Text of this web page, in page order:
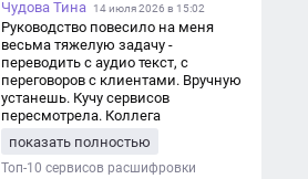
Чудова Тина 14 июля 2026 в 15:02
Руководство повесило на меня
весьма тяжелую задачу -
переводить с аудио текст, с
переговоров с клиентами. Вручную
устанешь. Кучу сервисов
пересмотрела. Коллега
хорошо переводит. Мало
редактировать по итогу. Советую.
показать полностью
Топ-10 сервисов расшифровки